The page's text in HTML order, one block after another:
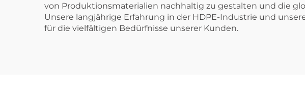
von Produktionsmaterialien nachhaltig zu gestalten und die
Unsere langjährige Erfahrung in der HDPE-Industrie und
für die vielfältigen Bedürfnisse unserer Kunden.